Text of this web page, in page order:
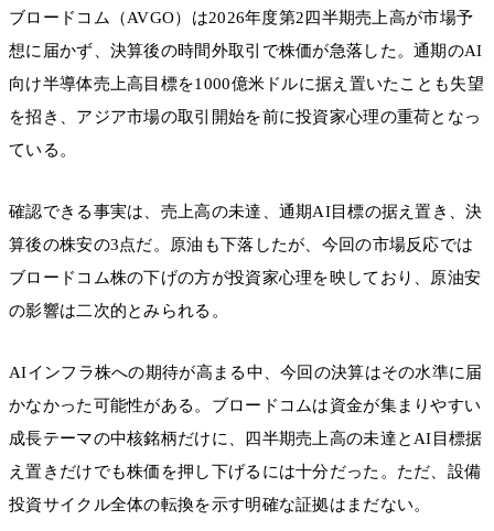
ブロードコム（AVGO）は2026年度第2四半期売上高が市場予
想に届かず、決算後の時間外取引で株価が急落した。通期のAI
向け半導体売上高目標を1000億米ドルに据え置いたことも失望
を招き、アジア市場の取引開始を前に投資家心理の重荷となっ
ている。
確認できる事実は、売上高の未達、通期AI目標の据え置き、決
算後の株安の3点だ。原油も下落したが、今回の市場反応では
ブロードコム株の下げの方が投資家心理を映しており、原油安
の影響は二次的とみられる。
AIインフラ株への期待が高まる中、今回の決算はその水準に届
かなかった可能性がある。ブロードコムは資金が集まりやすい
成長テーマの中核銘柄だけに、四半期売上高の未達とAI目標据
え置きだけでも株価を押し下げるには十分だった。ただ、設備
投資サイクル全体の転換を示す明確な証拠はまだない。